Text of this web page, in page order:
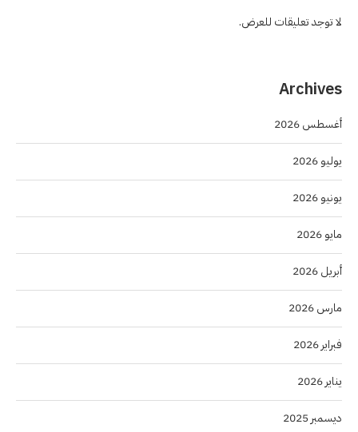
لا توجد تعليقات للعرض.
Archives
أغسطس 2026
يوليو 2026
يونيو 2026
مايو 2026
أبريل 2026
مارس 2026
فبراير 2026
يناير 2026
ديسمبر 2025